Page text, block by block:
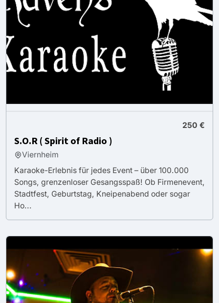
250 €
S.O.R ( Spirit of Radio )
Viernheim
Karaoke-Erlebnis für jedes Event – über 100.000
Songs, grenzenloser Gesangsspaß! Ob Firmenevent,
Stadtfest, Geburtstag, Kneipenabend oder sogar
Ho...